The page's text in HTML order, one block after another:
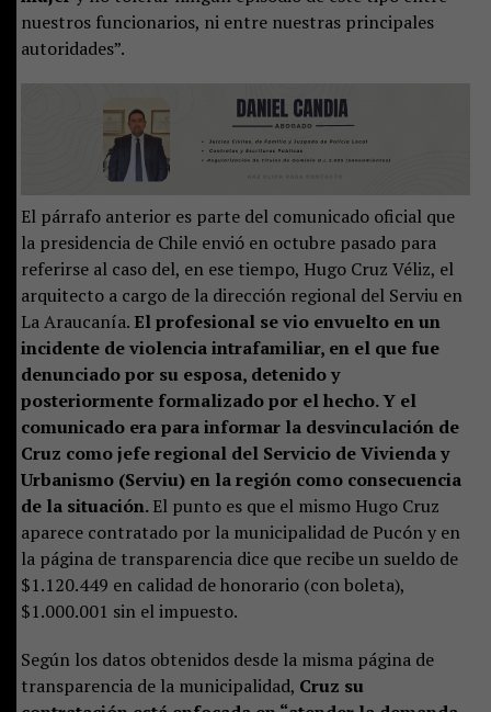
nuestros funcionarios, ni entre nuestras principales
autoridades”.
El párrafo anterior es parte del comunicado oficial que
la presidencia de Chile envió en octubre pasado para
referirse al caso del, en ese tiempo, Hugo Cruz Véliz, el
arquitecto a cargo de la dirección regional del Serviu en
La Araucanía. El profesional se vio envuelto en un
incidente de violencia intrafamiliar, en el que fue
denunciado por su esposa, detenido y
posteriormente formalizado por el hecho. Y el
comunicado era para informar la desvinculación de
Cruz como jefe regional del Servicio de Vivienda y
Urbanismo (Serviu) en la región como consecuencia
de la situación.El punto es que el mismo Hugo Cruz
aparece contratado por la municipalidad de Pucón y en
la página de transparencia dice que recibe un sueldo de
$1.120.449 en calidad de honorario (con boleta),
$1.000.001 sin el impuesto.
Según los datos obtenidos desde la misma página de
transparencia de la municipalidad, Cruz su